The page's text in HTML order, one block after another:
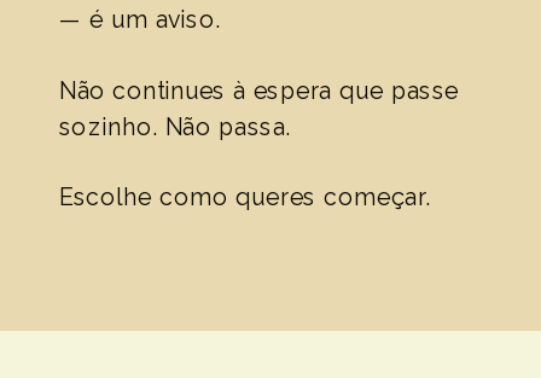
— é um aviso.
Não continues à espera que passe
sozinho. Não passa.
Escolhe como queres começar.